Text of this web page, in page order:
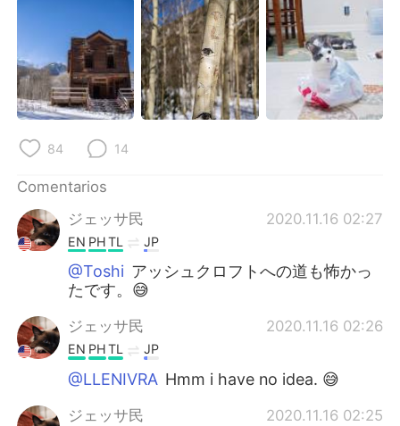
84 14
Comentarios
ジェッサ民
2020.11.16 02:27
EN PHTL JP
@Toshi アッシュクロフトへの道も怖かっ
たです。😅
ジェッサ民 2020.11.16 02:26
EN PHTL JP
@LLENIVRA Hmm i have no idea. 😅
ジェッサ民 2020.11.16 02:25